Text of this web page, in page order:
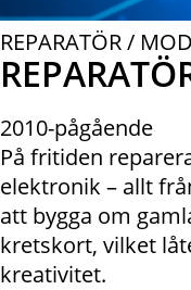
REPARATÖR /
2010-pågående
På fritiden
elektronik – allt
att bygga om
kretskort, vilket
kreativitet.